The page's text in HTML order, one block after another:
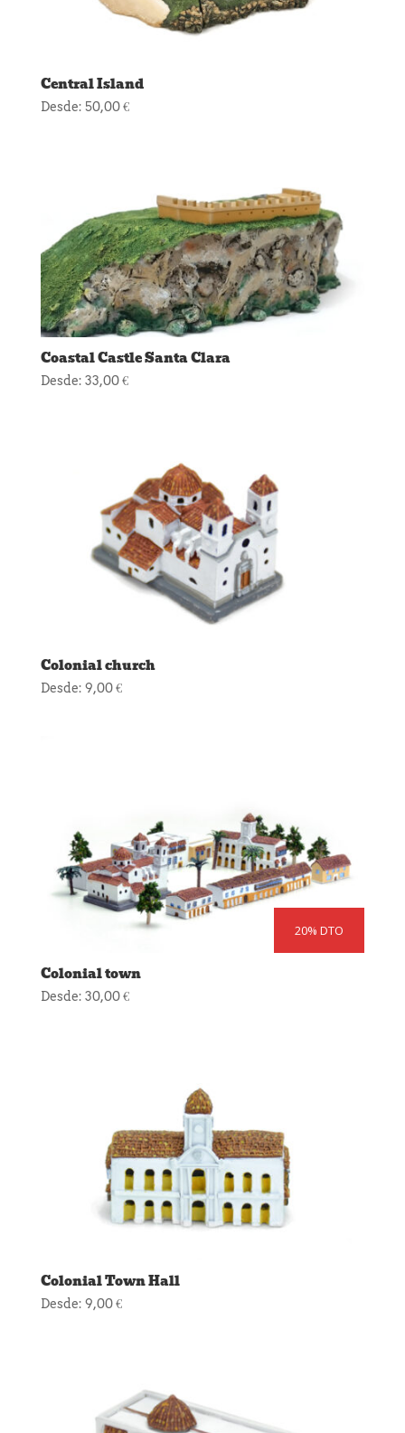
Central Island
Desde: 50,00€
Coastal Castle Santa Clara
Desde: 33,00€
Colonial church
Desde: 9,00€
20% DTO
Colonial town
Desde: 30,00€
Colonial Town Hall
Desde: 9,00€